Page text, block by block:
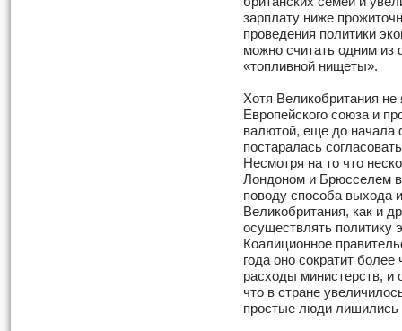
зарплату ниже
проведения политики
можно считать одним из
«топливной нищеты».
Хотя Великобритания
Европейского союза и
валютой, еще до начала
постаралась
Несмотря на то что
Лондоном и Брюсселем
поводу способа выхода
Великобритания, как и
осуществлять политику
Коалиционное
года оно сократит
расходы министерств, и
что в стране
простые люди лишились